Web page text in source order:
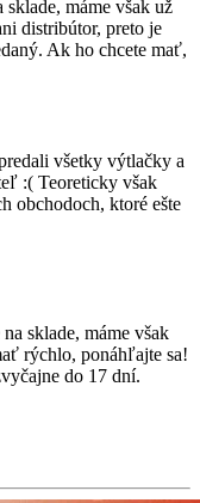
sklade, máme však už
distribútor, preto je
Ak ho chcete mať,
všetky výtlačky a
:( Teoreticky však
obchodoch, ktoré ešte
sklade, máme však
rýchlo, ponáhľajte sa!
do 17 dní.